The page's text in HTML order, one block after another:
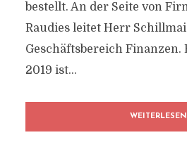
bestellt. An der Seite von
Raudies leitet Herr
Geschäftsbereich Finanzen.
2019 ist...
WEITERLESEN